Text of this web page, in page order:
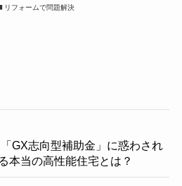
リフォームで問題解決
GX志向型補助金」に惑わされ
本当の高性能住宅とは？